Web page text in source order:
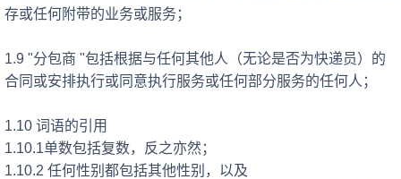
存或任何附带的业务或服务；
1.9 "分包商 "包括根据与任何其他人（无论是否为快递员）的
合同或安排执行或同意执行服务或任何部分服务的任何人；
1.10 词语的引用
1.10.1单数包括复数，反之亦然；
1.10.2 任何性别都包括其他性别，以及